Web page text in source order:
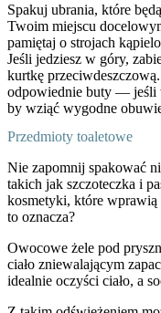
Spakuj ubrania, które
Twoim miejscu
pamiętaj o strojach
Jeśli jedziesz w góry,
kurtkę
odpowiednie buty — jeśli
by wziąć wygodne
Przedmioty toaletowe
Nie zapomnij spakować
takich jak szczoteczka i
kosmetyki, które
to oznacza?
Owocowe żele pod
ciało zniewalającym
idealnie oczyści ciało, a